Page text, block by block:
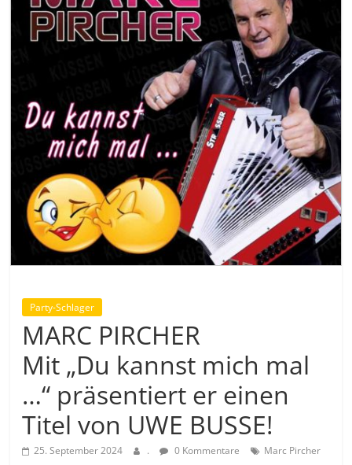
Party-Schlager
MARC PIRCHER
Mit „Du kannst mich mal
…“ präsentiert er einen
Titel von UWE BUSSE!
25. September 2024 . 0 Kommentare Marc Pircher